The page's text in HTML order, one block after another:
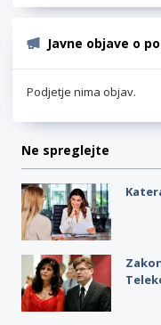
Javne objave o
Podjetje nima objav.
Ne spreglejte